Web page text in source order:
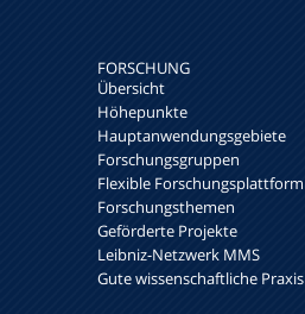
FORSCHUNG
Übersicht
Höhepunkte
Hauptanwendungsgebiete
Forschungsgruppen
Flexible Forschungsplattform
Forschungsthemen
Geförderte Projekte
Leibniz-Netzwerk MMS
Gute wissenschaftliche Praxis